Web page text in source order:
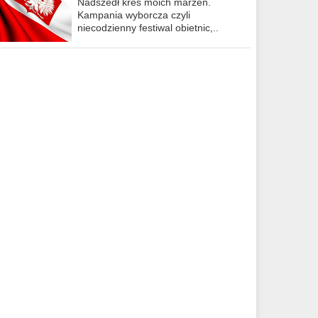
Kampania wyborcza czyli
niecodzienny festiwal obietnic,..